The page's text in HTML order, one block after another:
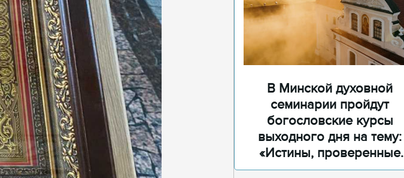
В Минской духовной
семинарии пройдут
богословские курсы
выходного дня на тему:
«Истины, проверенные
временем»